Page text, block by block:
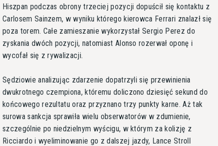
Hiszpan podczas obrony trzeciej pozycji dopuścił się kontaktu z
Carlosem Sainzem, w wyniku którego kierowca Ferrari znalazł się
poza torem. Całe zamieszanie wykorzystał Sergio Perez do
zyskania dwóch pozycji, natomiast Alonso rozerwał oponę i
wycofał się z rywalizacji.
Sędziowie analizując zdarzenie dopatrzyli się przewinienia
dwukrotnego czempiona, któremu doliczono dziesięć sekund do
końcowego rezultatu oraz przyznano trzy punkty karne. Aż tak
surowa sankcja sprawiła wielu obserwatorów w zdumienie,
szczególnie po niedzielnym wyścigu, w którym za kolizję z
Ricciardo i wyeliminowanie go z dalszej jazdy, Lance Stroll